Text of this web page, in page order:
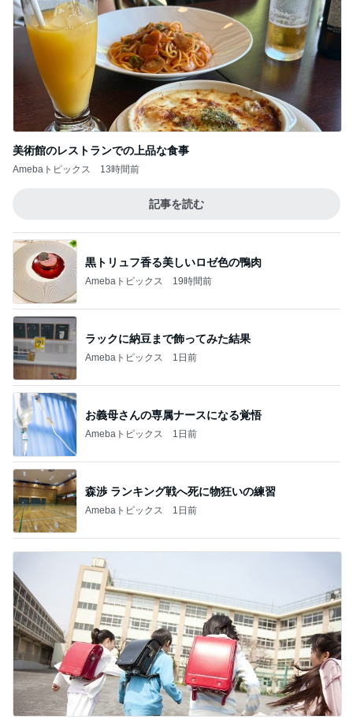
美術館のレストランでの上品な食事
Amebaトピックス 13時間前
記事を読む
黒トリュフ香る美しいロゼ色の鴨肉
Amebaトピックス 19時間前
ラックに納豆まで飾ってみた結果
Amebaトピックス 1日前
お義母さんの専属ナースになる覚悟
Amebaトピックス 1日前
森渉 ランキング戦へ死に物狂いの練習
Amebaトピックス 1日前